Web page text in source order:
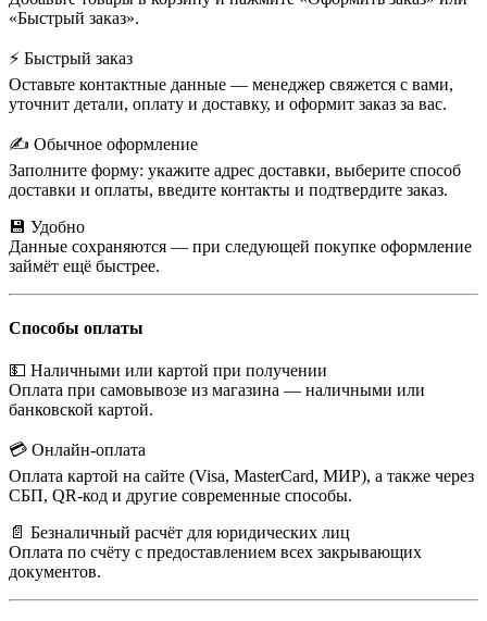
«Быстрый заказ».
⚡ Быстрый заказ
Оставьте контактные данные — менеджер свяжется с вами,
уточнит детали, оплату и доставку, и оформит заказ за вас.
✍️ Обычное оформление
Заполните форму: укажите адрес доставки, выберите способ
доставки и оплаты, введите контакты и подтвердите заказ.
💾 Удобно
Данные сохраняются — при следующей покупке оформление
займёт ещё быстрее.
Способы оплаты
💵 Наличными или картой при получении
Оплата при самовывозе из магазина — наличными или
банковской картой.
💳 Онлайн-оплата
Оплата картой на сайте (Visa, MasterCard, МИР), а также через
СБП, QR-код и другие современные способы.
📄 Безналичный расчёт для юридических лиц
Оплата по счёту с предоставлением всех закрывающих
документов.